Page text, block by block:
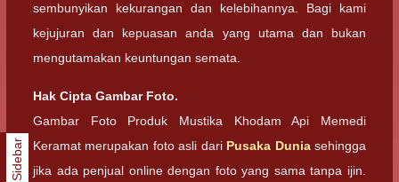
sembunyikan kekurangan dan kelebihannya. Bagi kami
kejujuran dan kepuasan anda yang utama dan bukan
mengutamakan keuntungan semata.
Hak Cipta Gambar Foto.
Gambar Foto Produk Mustika Khodam Api Memedi
Keramat merupakan foto asli dari Pusaka Duniasehingga
jika ada penjual online dengan foto yang sama tanpa ijin.
Sidebar